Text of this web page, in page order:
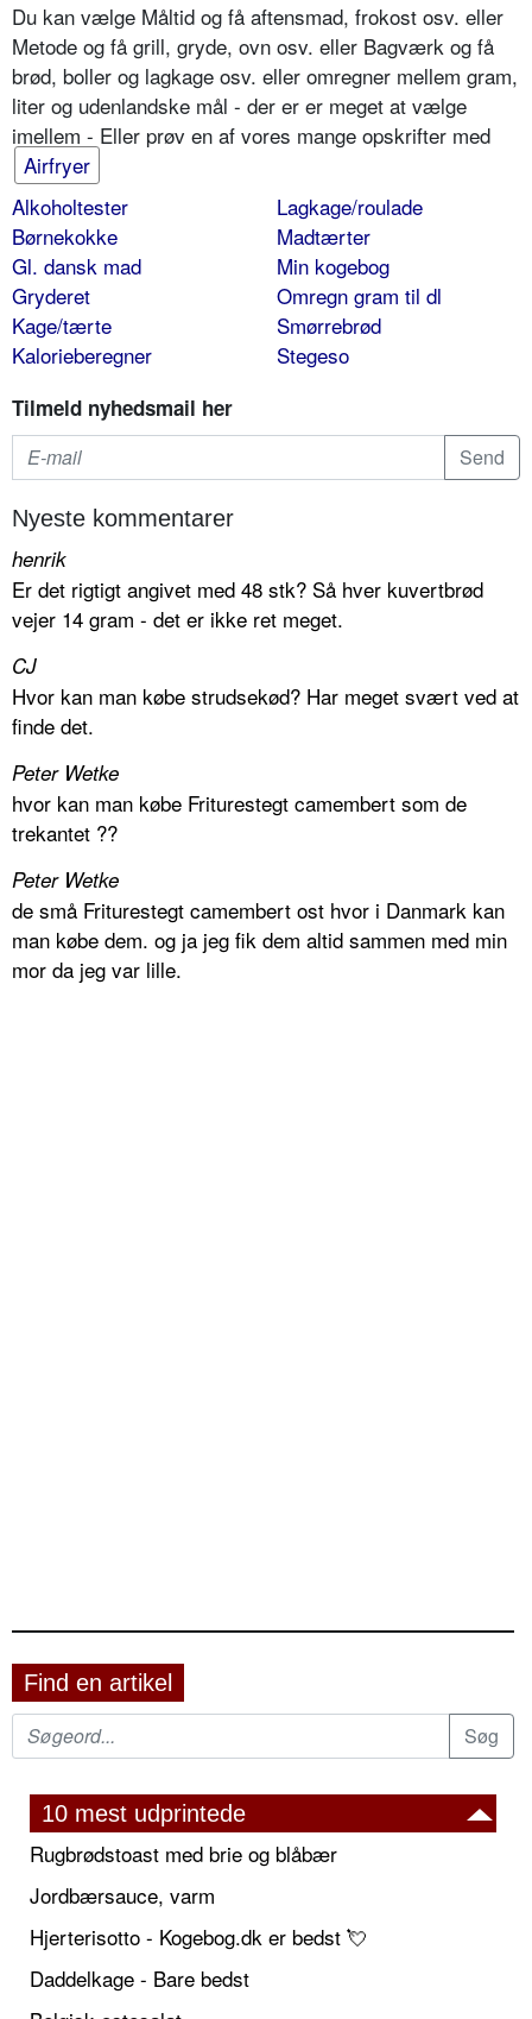
Du kan vælge Måltid og få aftensmad, frokost osv. eller
Metode og få grill, gryde, ovn osv. eller Bagværk og få
brød, boller og lagkage osv. eller omregner mellem gram,
liter og udenlandske mål - der er er meget at vælge
imellem - Eller prøv en af vores mange opskrifter med
Airfryer
Alkoholtester
Børnekokke
Gl. dansk mad
Gryderet
Kage/tærte
Kalorieberegner
Lagkage/roulade
Madtærter
Min kogebog
Omregn gram til dl
Smørrebrød
Stegeso
Tilmeld nyhedsmail her
Nyeste kommentarer
henrik
Er det rigtigt angivet med 48 stk? Så hver kuvertbrød
vejer 14 gram - det er ikke ret meget.
CJ
Hvor kan man købe strudsekød? Har meget svært ved at
finde det.
Peter Wetke
hvor kan man købe Friturestegt camembert som de
trekantet ??
Peter Wetke
de små Friturestegt camembert ost hvor i Danmark kan
man købe dem. og ja jeg fik dem altid sammen med min
mor da jeg var lille.
Find en artikel
10 mest udprintede
Rugbrødstoast med brie og blåbær
Jordbærsauce, varm
Hjerterisotto - Kogebog.dk er bedst 💘
Daddelkage - Bare bedst